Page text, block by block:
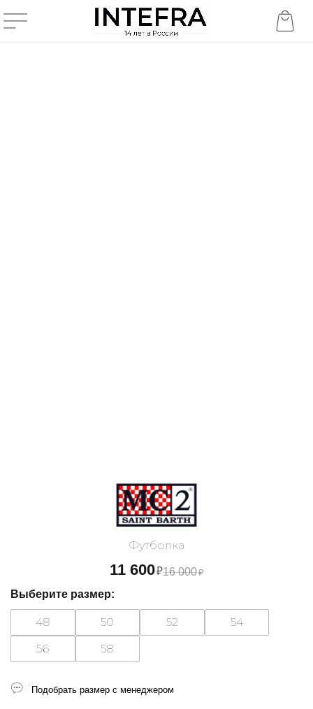
Футболка
11 600₽16 000₽
Выберите размер:
48 50 52
54
56
58
Подобрать размер с менеджером